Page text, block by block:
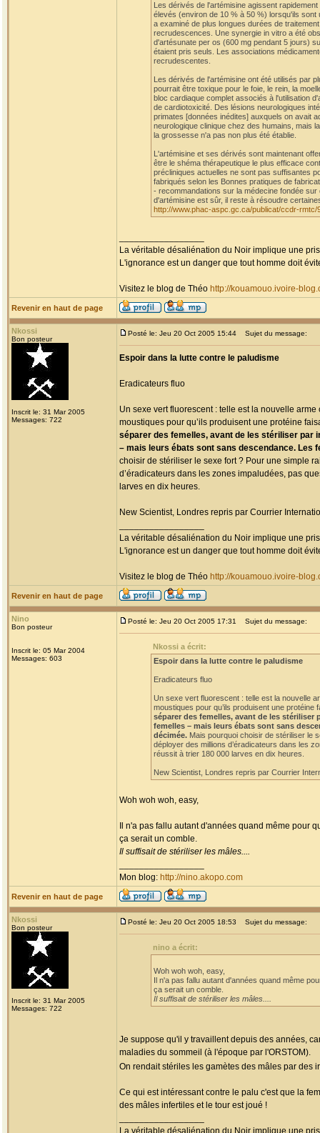
Les dérivés de l'artémisine agissent
élevés (environ de 10 % à 50 %) lorsqu'ils
a examiné de plus longues durées de
recrudescences. Une synergie in vitro a été
d'artésunate per os (600 mg pendant 5 jours)
étaient pris seuls. Les associations
recrudescentes.
Les dérivés de l'artémisine ont été utilisés par
pourrait être toxique pour le foie, le rein, la
bloc cardiaque complet associés à l'utilisation
de cardiotoxicité. Des lésions neurologiques
primates [données inédites] auxquels on avait
neurologique clinique chez des humains, mais
la grossesse n'a pas non plus été établie.
L'artémisine et ses dérivés sont maintenant
être le shéma thérapeutique le plus efficace
précliniques actuelles ne sont pas suffisantes
fabriqués selon les Bonnes pratiques de
- recommandations sur la médecine fondée
d'artémisine est sûr, il reste à résoudre
http://www.phac-aspc.gc.ca/publicat/ccdr-rmtc/
La véritable désaliénation du Noir implique une
L'ignorance est un danger que tout homme doit
Visitez le blog de Théo http://kouamouo.ivoire-
Revenir en haut de page
Nkossi
Bon posteur
Inscrit le: 31 Mar 2005
Messages: 722
Posté le: Jeu 20 Oct 2005 15:44 Sujet du message:
Espoir dans la lutte contre le paludisme
Eradicateurs fluo
Un sexe vert fluorescent : telle est la nouvelle
moustiques pour qu’ils produisent une protéine
séparer des femelles, avant de les stériliser par
– mais leurs ébats sont sans descendance. Les
choisir de stériliser le sexe fort ? Pour une simple
d’éradicateurs dans les zones impaludées, pas
larves en dix heures.
New Scientist, Londres repris par Courrier
La véritable désaliénation du Noir implique une
L'ignorance est un danger que tout homme doit
Visitez le blog de Théo http://kouamouo.ivoire-
Revenir en haut de page
Nino
Bon posteur
Inscrit le: 05 Mar 2004
Messages: 603
Posté le: Jeu 20 Oct 2005 17:31 Sujet du message:
Nkossi a écrit:
Espoir dans la lutte contre le paludisme
Eradicateurs fluo
Un sexe vert fluorescent : telle est la nouvelle
moustiques pour qu’ils produisent une
séparer des femelles, avant de les stériliser
femelles – mais leurs ébats sont sans
décimée. Mais pourquoi choisir de stériliser le
déployer des millions d’éradicateurs dans les
réussit à trier 180 000 larves en dix heures.
New Scientist, Londres repris par Courrier
Woh woh woh, easy,
Il n'a pas fallu autant d'années quand même pour
ça serait un comble.
Il suffisait de stériliser les mâles....
Mon blog: http://nino.akopo.com
Revenir en haut de page
Nkossi
Bon posteur
Inscrit le: 31 Mar 2005
Messages: 722
Posté le: Jeu 20 Oct 2005 18:53 Sujet du message:
nino a écrit:
Woh woh woh, easy,
Il n'a pas fallu autant d'années quand même
ça serait un comble.
Il suffisait de stériliser les mâles....
Je suppose qu'il y travaillent depuis des années,
maladies du sommeil (à l'époque par l'ORSTOM).
On rendait stériles les gamètes des mâles par
Ce qui est intéressant contre le palu c'est que la
des mâles infertiles et le tour est joué !
La véritable désaliénation du Noir implique une